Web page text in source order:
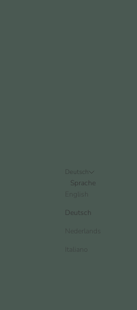
Deutsch
Sprache
English
Deutsch
Nederlands
Italiano